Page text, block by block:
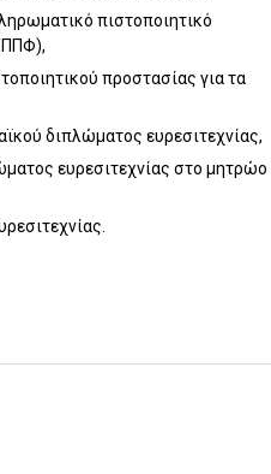
πιστοποιητικό
προστασίας για τα
διπλώματος ευρεσιτεχνίας,
ευρεσιτεχνίας στο μητρώο